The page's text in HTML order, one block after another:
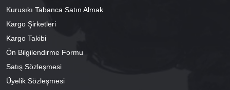
Kurusıkı Tabanca Satın Almak
Kargo Şirketleri
Kargo Takibi
Ön Bilgilendirme Formu
Satış Sözleşmesi
Üyelik Sözleşmesi